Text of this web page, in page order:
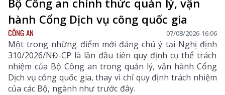
Bộ Công an chính thức quản lý, vận
hành Cổng Dịch vụ công quốc gia
CÔNG AN 07/08/2026 16:06
Một trong những điểm mới đáng chú ý tại Nghị định
310/2026/NĐ-CP là lần đầu tiên quy định cụ thể trách
nhiệm của Bộ Công an trong quản lý, vận hành Cổng
Dịch vụ công quốc gia, thay vì chỉ quy định trách nhiệm
của các Bộ, ngành như trước đây.